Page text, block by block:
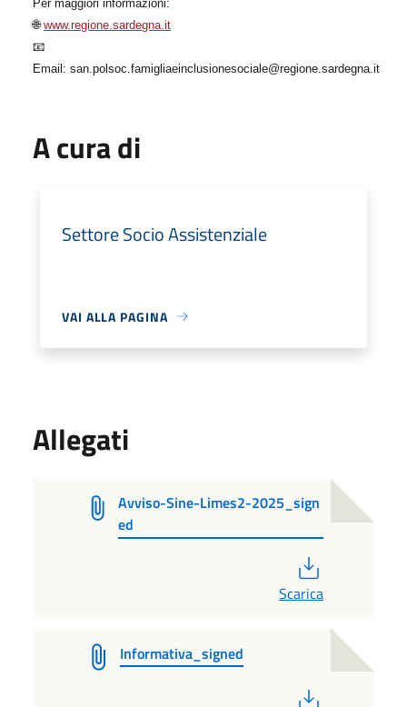
Per maggiori informazioni:
🌐 www.regione.sardegna.it
📧
Email: san.polsoc.famigliaeinclusionesociale@regione.sardegna.it
A cura di
Settore Socio Assistenziale
VAI ALLA PAGINA
Allegati
Avviso-Sine-Limes2-2025_sign
ed
Scarica
Informativa_signed